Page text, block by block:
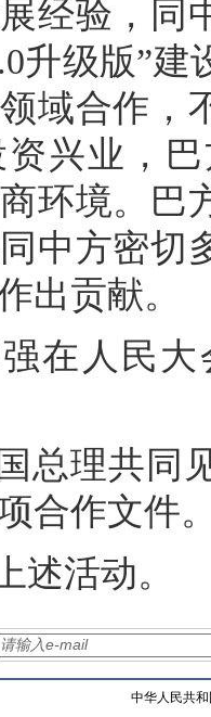
经验，同
升级版”
域合作，
资兴业，
环境。巴
中方密切
出贡献。
在人民
总理共同
合作文件
述活动。
中华人民共